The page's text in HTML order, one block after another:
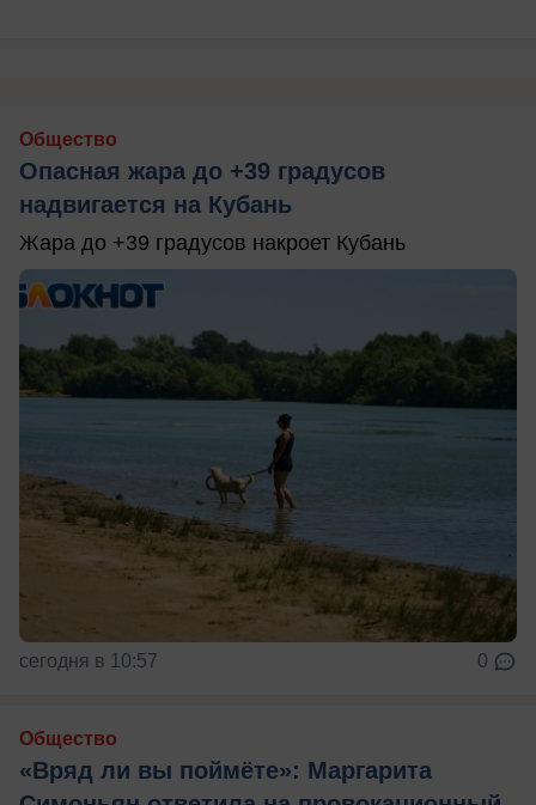
Общество
Опасная жара до +39 градусов
надвигается на Кубань
Жара до +39 градусов накроет Кубань
сегодня в 10:57 0
Общество
«Вряд ли вы поймёте»: Маргарита